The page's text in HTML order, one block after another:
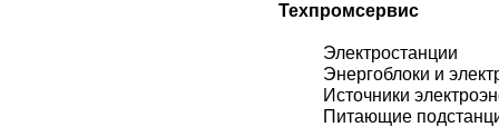
Техпромсервис
Электростанции
Энергоблоки и
Источники
Питающие